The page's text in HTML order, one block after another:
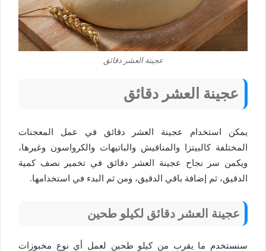
عجينة العشر دقائق
عجينة العشر دقائق
يمكن استخدام عجينة العشر دقائق في عمل المعجنات
المختلفة كالبيتزا والمناقيش والباتيهات والكرواسون وغيرها،
ويكمن سر نجاح عجينة العشر دقائق في تخمير نصف كمية
الدقيق، ثم إضافة باقي الدقيق، ومن ثم البدء في استخدامها.
عجينة العشر دقائق لكيلو طحين
سنستخدم ما يقرب من كيلو طحين لعمل أي نوع مخبوزات